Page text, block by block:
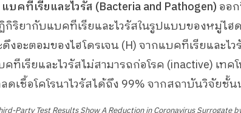
แบคทีเรียและไวรัส (Bacteria and Pathogen) ออ
กิริยากับแบคทีเรียและไวรัสในรูปแบบของหมู่ไฮ
งอะตอมของไฮโดรเจน (H) จากแบคทีเรียและไ
คทีเรียและไวรัสไม่สามารถก่อโรค (inactive) ​​​​​​​เท
ดเชื้อโคโรนาไวรัสได้ถึง 99% จากสถาบันวิจัยชั้น